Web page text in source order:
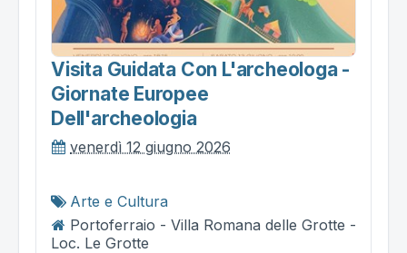
Visita Guidata Con L'archeologa -
Giornate Europee
Dell'archeologia
venerdì 12 giugno 2026
Arte e Cultura
Portoferraio - Villa Romana delle Grotte -
Loc. Le Grotte